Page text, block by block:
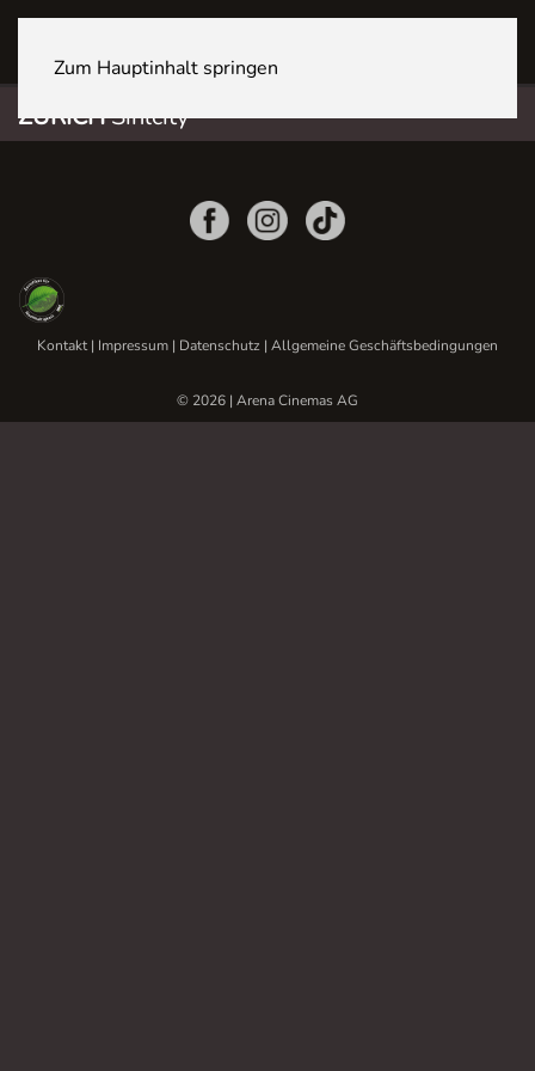
Zum Hauptinhalt springen
ZÜRICHSihlcity
Kontakt| Impressum | Datenschutz | Allgemeine Geschäftsbedingungen
© 2026 | Arena Cinemas AG